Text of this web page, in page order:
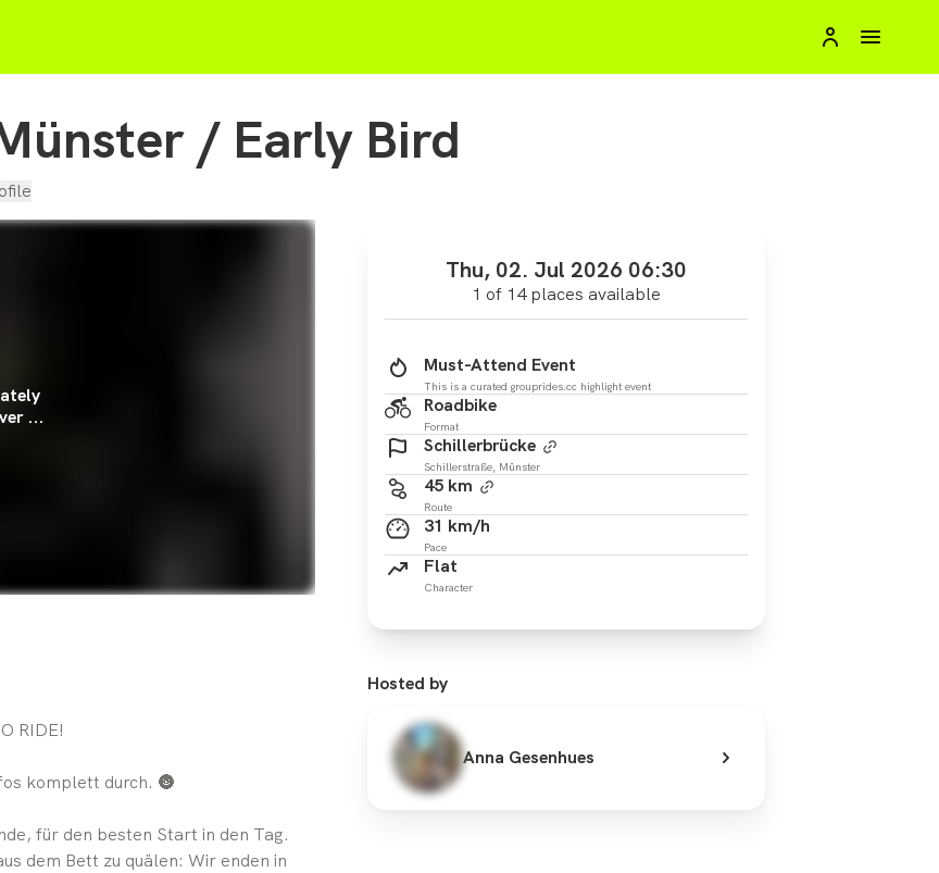
/ Early Bird
...
RIDE!
komplett durch. 🌚
für den besten Start in den Tag.
dem Bett zu quälen: Wir enden in
Thu, 02. Jul 2026 06:30
1 of 14 places available
Must-Attend Event
This is a curated grouprides.cc highlight event
Roadbike
Format
Schillerbrücke
Schillerstraße, Münster
45 km
Route
31 km/h
Pace
Flat
Character
Hosted by
Anna Gesenhues